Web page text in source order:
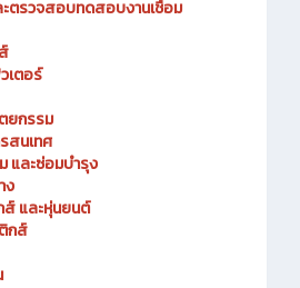
ะตรวจสอบทดสอบงานเชื่อม
เตอร์
ยกรรม
สนเทศ
และซ่อมบำรุง
ง
ส์ และหุ่นยนต์
กส์